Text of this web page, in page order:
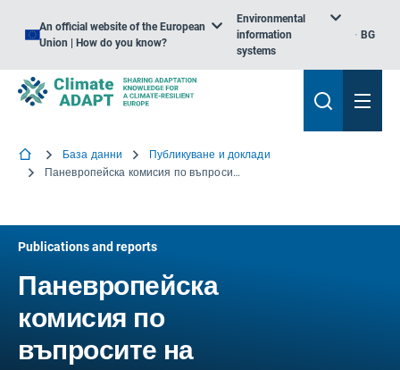
An official website of the European
Union | How do you know?
Environmental
information
systems
BG
База данни
Публикуване и доклади
Паневропейска комисия по въпросите на климата и здравето: Призив за действие
Publications and reports
Паневропейска
комисия по
въпросите на